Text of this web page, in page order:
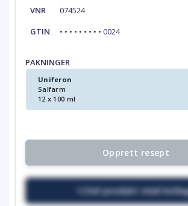
VNR
074524
GTIN
• • • • • • • • • 0024
PAKNINGER
Uniferon
Salfarm
12 x 100 ml
Opprett resept
Del produkt med